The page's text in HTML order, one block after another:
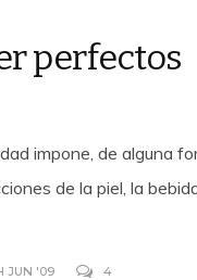
perfectos
impone, de alguna
de la piel, la
JUN '09 4